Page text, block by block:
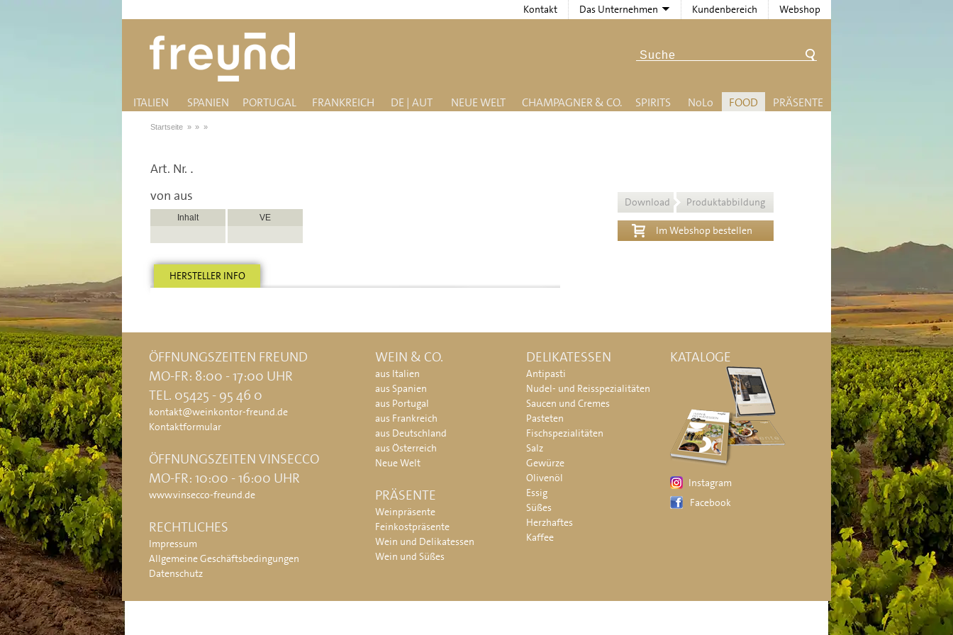
Kontakt Das Unternehmen Kundenbereich Webshop
ITALIEN SPANIEN PORTUGAL FRANKREICH DE | AUT NEUE WELT CHAMPAGNER & CO. SPIRITS NoLo FOOD PRÄSENTE
Startseite » » »
Art. Nr. .
von aus
Inhalt VE
HERSTELLER INFO
Download Produktabbildung
Im Webshop bestellen
ÖFFNUNGSZEITEN FREUND
MO-FR: 8:00 - 17:00 UHR
TEL. 05425 - 95 46 0
kontakt@weinkontor-freund.de
Kontaktformular
ÖFFNUNGSZEITEN VINSECCO
MO-FR: 10:00 - 16:00 UHR
www.vinsecco-freund.de
RECHTLICHES
Impressum
Allgemeine Geschäftsbedingungen
Datenschutz
WEIN & CO.
aus Italien
aus Spanien
aus Portugal
aus Frankreich
aus Deutschland
aus Österreich
Neue Welt
PRÄSENTE
Weinpräsente
Feinkostpräsente
Wein und Delikatessen
Wein und Süßes
DELIKATESSEN
Antipasti
Nudel- und Reisspezialitäten
Saucen und Cremes
Pasteten
Fischspezialitäten
Salz
Gewürze
Olivenöl
Essig
Süßes
Herzhaftes
Kaffee
KATALOGE
Instagram
Facebook